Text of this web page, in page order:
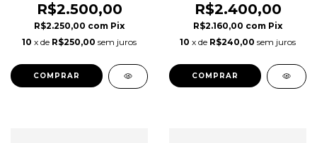
R$2.500,00
R$2.250,00 com Pix
10 x de R$250,00 sem juros
R$2.400,00
R$2.160,00 com Pix
10 x de R$240,00 sem juros